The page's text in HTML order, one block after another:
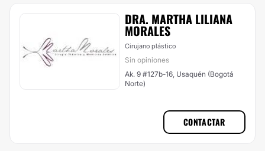
DRA. MARTHA LILIANA
MORALES
Cirujano plástico
Sin opiniones
Ak. 9 #127b-16, Usaquén (Bogotá
Norte)
CONTACTAR